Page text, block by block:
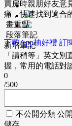
下載App抽好禮 訂
買房時親朋好友意
痛，快速找到適合
畫重點
段落筆記
新增筆記
「請稍等」英文別
握，常用的電話對
0
/500
不公開分類 公
儲存